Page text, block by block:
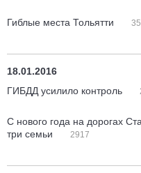
Гиблые места Тольятти
18.01.2016
ГИБДД усилило контроль
С нового года на дорогах
три семьи
2917